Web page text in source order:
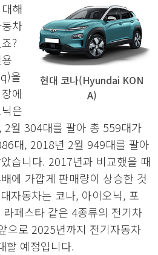
현대 코나(Hyundai KON
A)
해
차
?
을
에
은
월 304대를 팔아 총 559대가
대, 2018년 2월 949대를 팔아
습니다. 2017년과 비교했을 때
에 가깝게 판매량이 상승한 것
자동차는 코나, 아이오닉, 포
페스타 같은 4종류의 전기차
으로 2025년까지 전기자동차
할 예정입니다.